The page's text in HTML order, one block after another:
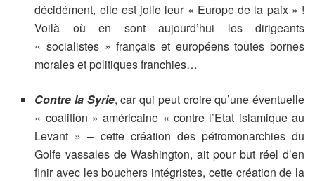
décidément, elle est jolie leur « Europe de la paix » !
Voilà où en sont aujourd’hui les dirigeants
« socialistes » français et européens toutes bornes
morales et politiques franchies…
Contre la Syrie, car qui peut croire qu’une éventuelle
« coalition » américaine « contre l’Etat islamique au
Levant » – cette création des pétromonarchies du
Golfe vassales de Washington, ait pour but réel d’en
finir avec les bouchers intégristes, cette création de la